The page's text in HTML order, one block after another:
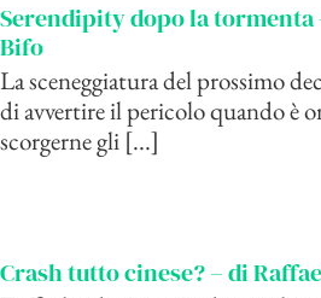
Serendipity dopo la tormenta
Bifo
La sceneggiatura del prossimo
di avvertire il pericolo quando è
scorgerne gli [...]
Crash tutto cinese? – di